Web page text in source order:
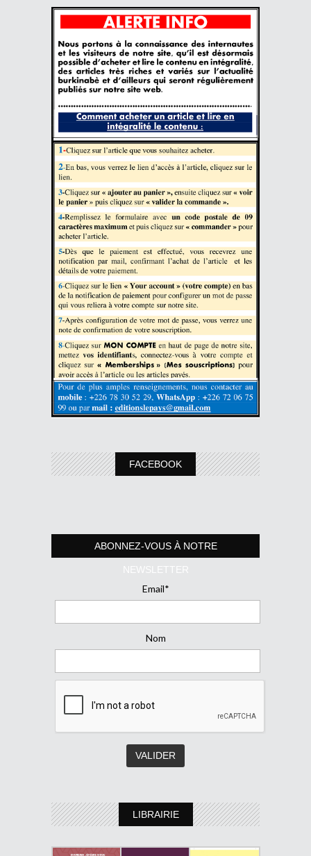
FACEBOOK
ABONNEZ-VOUS À NOTRE
NEWSLETTER
Email*
Nom
LIBRAIRIE